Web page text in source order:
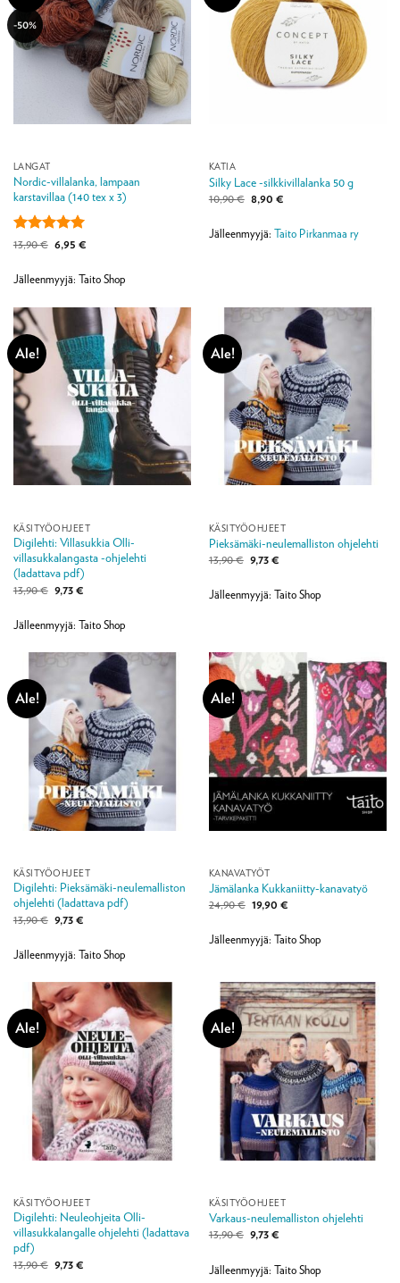
-50%
LANGAT
Nordic-villalanka, lampaan
karstavillaa (140 tex x 3)
Arvostelu
/ 5
13,90€ Alkuperäinen
hinta
13,90 €.
6,95 €Nykyinen
6,95 €.
Jälleenmyyjä: Taito Shop
KATIA
Silky Lace -silkkivillalanka 50 g
10,90€ Alkuperäinen
hinta
10,90 €.
8,90 €Nykyinen
8,90 €.
Jälleenmyyjä: Taito Pirkanmaa ry
Ale!
KÄSITYÖOHJEET
Digilehti: Villasukkia Olli-
villasukkalangasta -ohjelehti
(ladattava pdf)
13,90€ Alkuperäinen
hinta
13,90 €.
9,73€Nykyinen
9,73 €.
Jälleenmyyjä: Taito Shop
Ale!
KÄSITYÖOHJEET
Pieksämäki-neulemalliston ohjelehti
13,90€ Alkuperäinen
hinta
13,90 €.
9,73€Nykyinen
9,73 €.
Jälleenmyyjä: Taito Shop
Ale!
KÄSITYÖOHJEET
Digilehti: Pieksämäki-neulemalliston
ohjelehti (ladattava pdf)
13,90€ Alkuperäinen
hinta
13,90 €.
9,73€Nykyinen
9,73 €.
Jälleenmyyjä: Taito Shop
Ale!
KANAVATYÖT
Jämälanka Kukkaniitty-kanavatyö
24,90€ Alkuperäinen
hinta
24,90 €.
19,90 €Nykyinen
19,90 €.
Jälleenmyyjä: Taito Shop
Ale!
KÄSITYÖOHJEET
Digilehti: Neuleohjeita Olli-
villasukkalangalle ohjelehti (ladattava
pdf)
13,90€ Alkuperäinen
hinta
9,73€Nykyinen
Ale!
KÄSITYÖOHJEET
Varkaus-neulemalliston ohjelehti
13,90€ Alkuperäinen
hinta
13,90 €.
9,73€Nykyinen
9,73 €.
Jälleenmyyjä: Taito Shop